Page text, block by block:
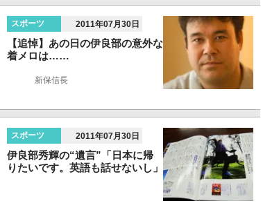
スポーツ 2011年07月30日
【追悼】あの日の伊良部の意外な
着メロは……
新保信長
スポーツ 2011年07月30日
伊良部秀輝の“遺言”「日本に帰
りたいです。英語も話せないし」